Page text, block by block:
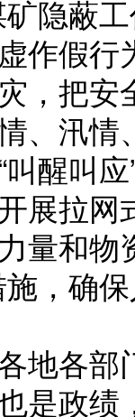
隐蔽
作假
，把
、汛
醒叫
展拉
量和物
，确
各部
是政